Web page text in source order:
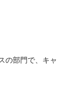
の部門で、キャ